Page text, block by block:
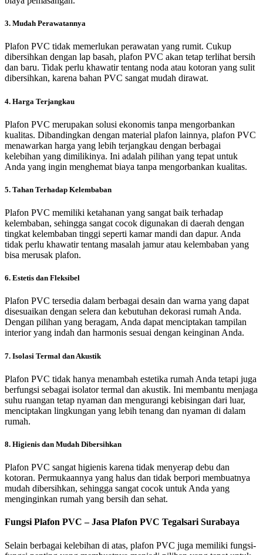
3. Mudah Perawatannya
Plafon PVC tidak memerlukan perawatan yang rumit. Cukup
dibersihkan dengan lap basah, plafon PVC akan tetap terlihat bersih
dan baru. Tidak perlu khawatir tentang noda atau kotoran yang sulit
dibersihkan, karena bahan PVC sangat mudah dirawat.
4. Harga Terjangkau
Plafon PVC merupakan solusi ekonomis tanpa mengorbankan
kualitas. Dibandingkan dengan material plafon lainnya, plafon PVC
menawarkan harga yang lebih terjangkau dengan berbagai
kelebihan yang dimilikinya. Ini adalah pilihan yang tepat untuk
Anda yang ingin menghemat biaya tanpa mengorbankan kualitas.
5. Tahan Terhadap Kelembaban
Plafon PVC memiliki ketahanan yang sangat baik terhadap
kelembaban, sehingga sangat cocok digunakan di daerah dengan
tingkat kelembaban tinggi seperti kamar mandi dan dapur. Anda
tidak perlu khawatir tentang masalah jamur atau kelembaban yang
bisa merusak plafon.
6. Estetis dan Fleksibel
Plafon PVC tersedia dalam berbagai desain dan warna yang dapat
disesuaikan dengan selera dan kebutuhan dekorasi rumah Anda.
Dengan pilihan yang beragam, Anda dapat menciptakan tampilan
interior yang indah dan harmonis sesuai dengan keinginan Anda.
7. Isolasi Termal dan Akustik
Plafon PVC tidak hanya menambah estetika rumah Anda tetapi juga
berfungsi sebagai isolator termal dan akustik. Ini membantu menjaga
suhu ruangan tetap nyaman dan mengurangi kebisingan dari luar,
menciptakan lingkungan yang lebih tenang dan nyaman di dalam
rumah.
8. Higienis dan Mudah Dibersihkan
Plafon PVC sangat higienis karena tidak menyerap debu dan
kotoran. Permukaannya yang halus dan tidak berpori membuatnya
mudah dibersihkan, sehingga sangat cocok untuk Anda yang
menginginkan rumah yang bersih dan sehat.
Fungsi Plafon PVC – Jasa Plafon PVC Tegalsari Surabaya
Selain berbagai kelebihan di atas, plafon PVC juga memiliki fungsi-